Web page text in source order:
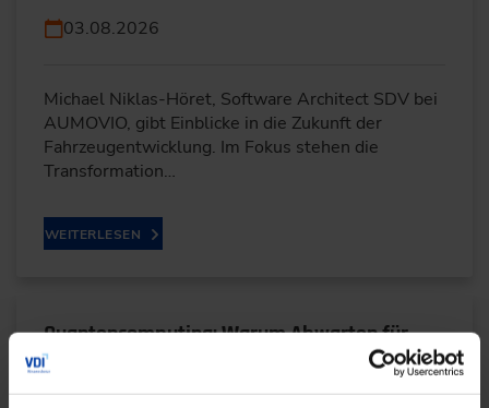
03.08.2026
Michael Niklas-Höret, Software Architect SDV bei
AUMOVIO, gibt Einblicke in die Zukunft der
Fahrzeugentwicklung. Im Fokus stehen die
Transformation…
WEITERLESEN
Quantencomputing: Warum Abwarten für
Unternehmen zum Risiko wird